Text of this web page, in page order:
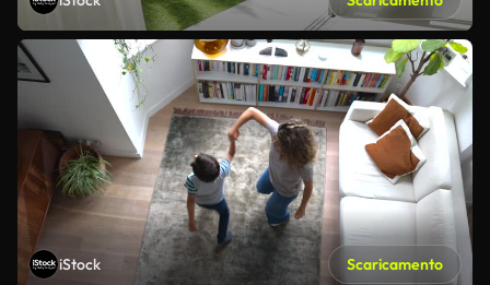
iStock Scaricamento